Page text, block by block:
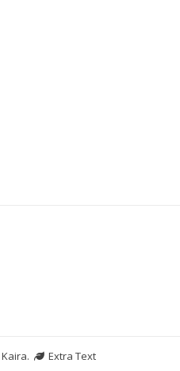
Kaira.
Extra Text